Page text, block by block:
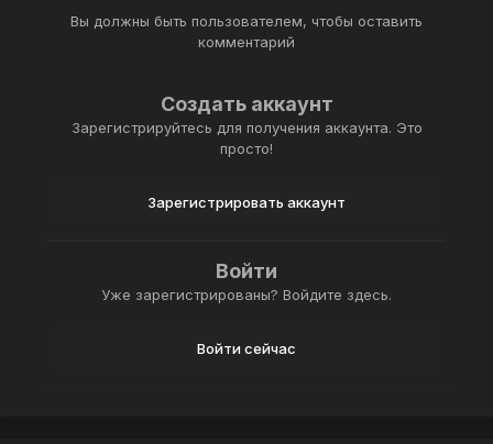
Вы должны быть пользователем, чтобы оставить
комментарий
Создать аккаунт
Зарегистрируйтесь для получения аккаунта. Это
просто!
Зарегистрировать аккаунт
Войти
Уже зарегистрированы? Войдите здесь.
Войти сейчас